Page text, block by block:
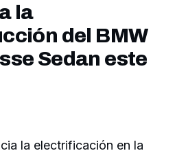
la
del BMW
Sedan este
la electrificación en la